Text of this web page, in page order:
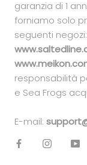
garanzia di 1
forniamo solo
seguenti negozi:
responsabilità
e Sea Frogs
E-mail: